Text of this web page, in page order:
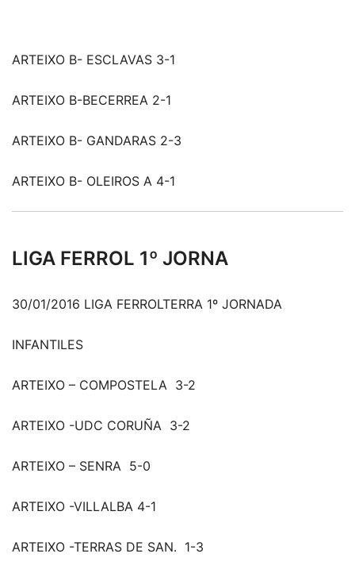
ARTEIXO B- ESCLAVAS 3-1
ARTEIXO B-BECERREA 2-1
ARTEIXO B- GANDARAS 2-3
ARTEIXO B- OLEIROS A 4-1
LIGA FERROL 1º JORNA
30/01/2016 LIGA FERROLTERRA 1º JORNADA
INFANTILES
ARTEIXO – COMPOSTELA 3-2
ARTEIXO -UDC CORUÑA 3-2
ARTEIXO – SENRA 5-0
ARTEIXO -VILLALBA 4-1
ARTEIXO -TERRAS DE SAN. 1-3